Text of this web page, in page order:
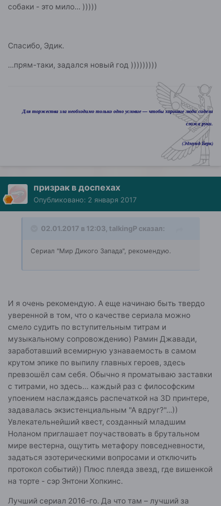
собаки - это мило... )))))
Спасибо, Эдик.
...прям-таки, задался новый год )))))))))
Для торжества зла необходимо только одно условие — чтобы хорошие люди сидели
сложа руки.
(Эдмунд Берк)
призрак в доспехах
Опубликовано: 2 января 2017
02.01.2017 в 12:03, talkingP сказал:
Сериал "Мир Дикого Запада", рекомендую.
И я очень рекомендую. А еще начинаю быть твердо
уверенной в том, что о качестве сериала можно
смело судить по вступительным титрам и
музыкальному сопровождению) Рамин Джавади,
заработавший всемирную узнаваемость в самом
крутом эпике по выпилу главных героев, здесь
превзошёл сам себя. Обычно я проматываю заставки
с титрами, но здесь… каждый раз с философским
упоением наслаждаясь распечаткой на 3D принтере,
задавалась экзистенциальным "А вдруг?"...))
Увлекательнейший квест, созданный младшим
Ноланом приглашает поучаствовать в брутальном
мире вестерна, ощутить метафору повседневности,
задаться эзотерическими вопросами и отключить
протокол событий)) Плюс плеяда звезд, где вишенкой
на торте - сэр Энтони Хопкинс.
Лучший сериал 2016-го. Да что там – лучший за